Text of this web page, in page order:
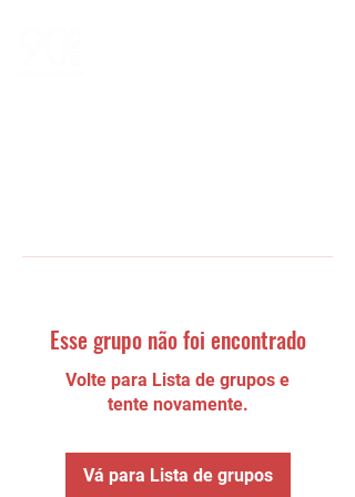
Esse grupo não foi encontrado
Volte para Lista de grupos e
tente novamente.
Vá para Lista de grupos